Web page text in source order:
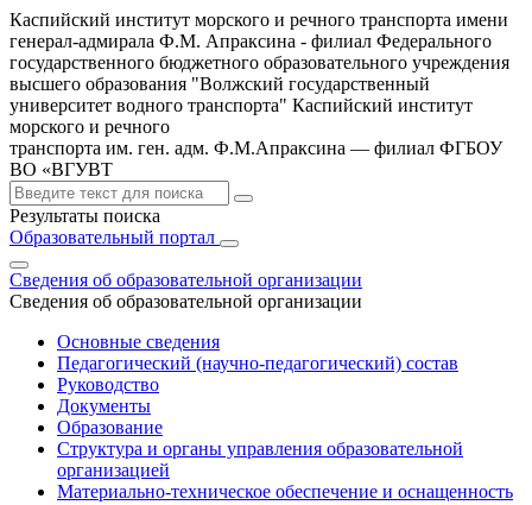
Каспийский институт морского и речного транспорта имени
генерал-адмирала Ф.М. Апраксина - филиал Федерального
государственного бюджетного образовательного учреждения
высшего образования "Волжский государственный
университет водного транспорта" Каспийский институт
морского и речного
транспорта им. ген. адм. Ф.М.Апраксина — филиал ФГБОУ
ВО «ВГУВТ
Результаты поиска
Образовательный портал
Сведения об образовательной организации
Сведения об образовательной организации
Основные сведения
Педагогический (научно-педагогический) состав
Руководство
Документы
Образование
Структура и органы управления образовательной
организацией
Материально-техническое обеспечение и оснащенность